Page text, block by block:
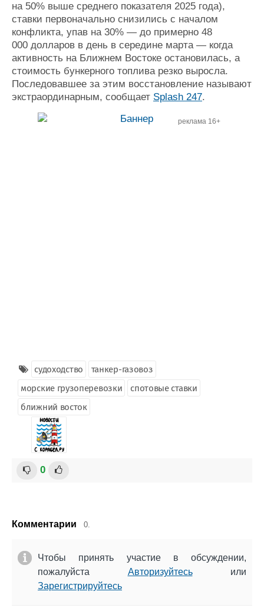
на 50% выше среднего показателя 2025 года),
ставки первоначально снизились с началом
конфликта, упав на 30% — до примерно 48
000 долларов в день в середине марта — когда
активность на Ближнем Востоке остановилась, а
стоимость бункерного топлива резко выросла.
Последовавшее за этим восстановление называют
экстраординарным, сообщает Splash 247.
реклама 16+
судоходство
танкер-газовоз
морские грузоперевозки
спотовые ставки
ближний восток
0
Комментарии 0.
Чтобы принять участие в обсуждении,
пожалуйста Авторизуйтесьили
Зарегистрируйтесь